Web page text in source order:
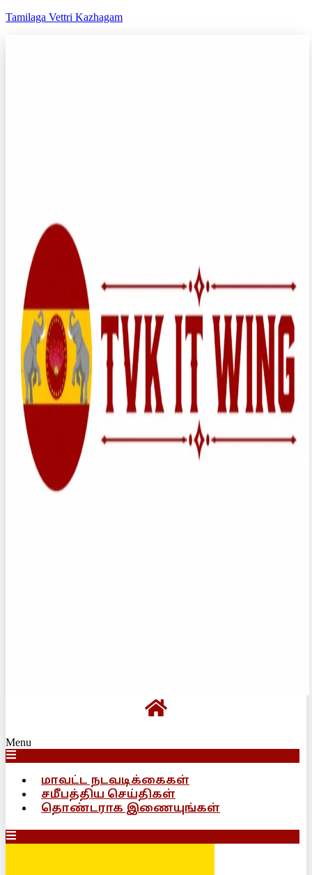
Tamilaga Vettri Kazhagam
Menu
மாவட்ட நடவடிக்கைகள்
சமீபத்திய செய்திகள்
தொண்டராக இணையுங்கள்